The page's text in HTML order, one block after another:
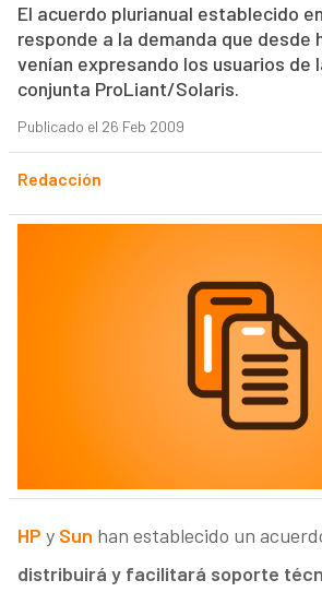
El acuerdo plurianual establecido
responde a la demanda que desde
venían expresando los usuarios de
conjunta ProLiant/Solaris.
Publicado el 26 Feb 2009
Redacción
HP y Sun han establecido un
distribuirá y facilitará soporte